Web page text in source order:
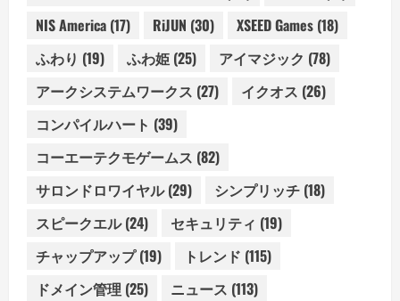
NIS America (17) RiJUN (30) XSEED Games (18)
ふわり (19) ふわ姫 (25) アイマジック (78)
アークシステムワークス (27) イクオス (26)
コンパイルハート (39)
コーエーテクモゲームス (82)
サロンドロワイヤル(29) シンプリッチ (18)
スピークエル(24) セキュリティ (19)
チャップアップ(19) トレンド (115)
ドメイン管理 (25) ニュース (113)